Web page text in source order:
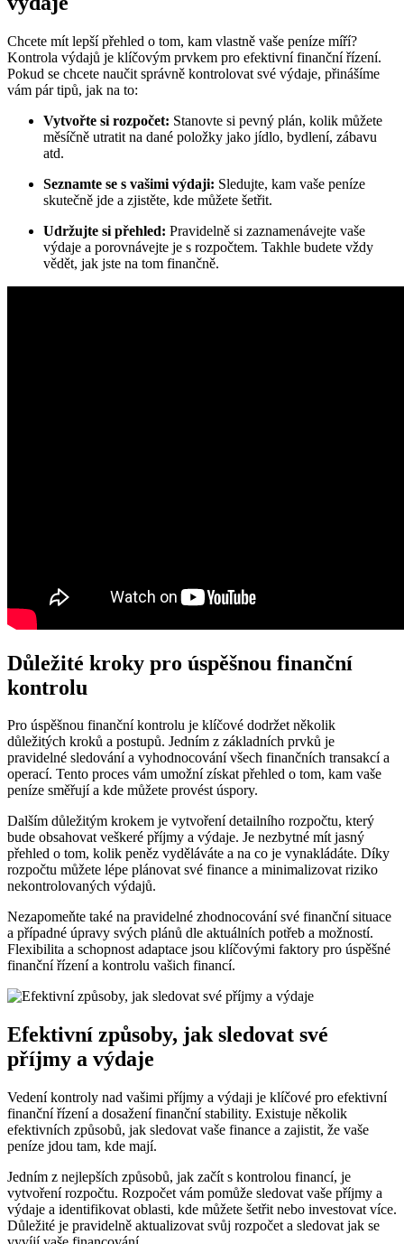
Chcete mít lepší přehled o tom, kam vlastně vaše peníze míří?
Kontrola výdajů je klíčovým prvkem pro efektivní finanční řízení.
Pokud se chcete naučit správně kontrolovat své výdaje, přinášíme
vám pár tipů, jak na to:
Vytvořte si rozpočet: Stanovte si pevný plán, kolik můžete
měsíčně utratit na dané položky jako jídlo, bydlení, zábavu
atd.
Seznamte se s vašimi výdaji: Sledujte, kam vaše peníze
skutečně jde a zjistěte, kde můžete šetřit.
Udržujte si přehled: Pravidelně si zaznamenávejte vaše
výdaje a porovnávejte je s rozpočtem. Takhle budete vždy
vědět, jak jste na tom finančně.
Důležité kroky pro úspěšnou finanční
kontrolu
Pro úspěšnou finanční kontrolu je klíčové dodržet několik
důležitých kroků a postupů. Jedním z základních prvků je
pravidelné sledování a vyhodnocování všech finančních transakcí a
operací. Tento proces vám umožní získat přehled o tom, kam vaše
peníze směřují a kde můžete provést úspory.
Dalším důležitým krokem je vytvoření detailního rozpočtu, který
bude obsahovat veškeré příjmy a výdaje. Je nezbytné mít jasný
přehled o tom, kolik peněz vyděláváte a na co je vynakládáte. Díky
rozpočtu můžete lépe plánovat své finance a minimalizovat riziko
nekontrolovaných výdajů.
Nezapomeňte také na pravidelné zhodnocování své finanční situace
a případné úpravy svých plánů dle aktuálních potřeb a možností.
Flexibilita a schopnost adaptace jsou klíčovými faktory pro úspěšné
finanční řízení a kontrolu vašich financí.
Efektivní způsoby, jak sledovat své
příjmy a výdaje
Vedení kontroly nad vašimi příjmy a výdaji je klíčové pro efektivní
finanční řízení a dosažení finanční stability. Existuje několik
efektivních způsobů, jak sledovat vaše finance a zajistit, že vaše
peníze jdou tam, kde mají.
Jedním z nejlepších způsobů, jak začít s kontrolou financí, je
vytvoření rozpočtu. Rozpočet vám pomůže sledovat vaše příjmy a
výdaje a identifikovat oblasti, kde můžete šetřit nebo investovat více.
Důležité je pravidelně aktualizovat svůj rozpočet a sledovat jak se